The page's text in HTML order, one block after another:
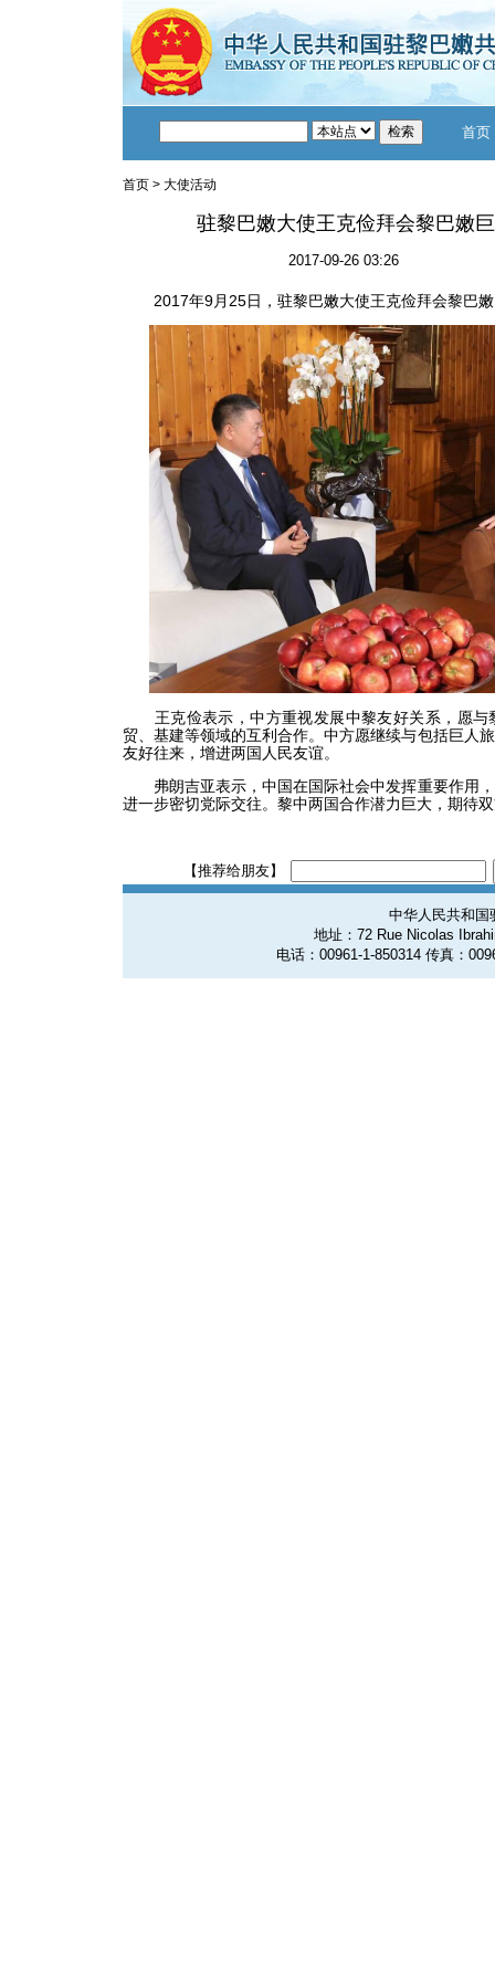
首页
首页 > 大使活动
驻黎巴嫩大使王克俭拜会黎巴嫩
2017-09-26 03:26
2017年9月25日，驻黎巴嫩大使王克俭拜会黎巴嫩
王克俭表示，中方重视发展中黎友好关系，愿与
贸、基建等领域的互利合作。中方愿继续与包括巨人
友好往来，增进两国人民友谊。
弗朗吉亚表示，中国在国际社会中发挥重要作用，
进一步密切党际交往。黎中两国合作潜力巨大，期待
【推荐给朋友】
中华人民共和国
地址：72 Rue Nicolas
电话：00961-1-850314 传真：